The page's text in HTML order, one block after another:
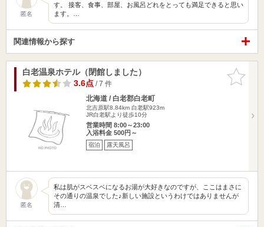
匿名
す。 接客、食事、部屋、お風呂どれをとっても満足できると思い
ます。…
関連情報から探す
お気に入
りに追加
白老温泉ホテル（閉館しました）
3.6点/ 7 件
北海道 / 白老郡白老町
北吉原駅8.84km 白老駅923m
JR白老駅より徒歩10分
営業時間 8:00～23:00
入浴料金 500円～
宿泊 露天風呂
匿名
私は肌がスベスベになるお湯が大好きなのですが、ここはまさに
その通りの温泉でした♪新しい施設というわけではありませんが
清…